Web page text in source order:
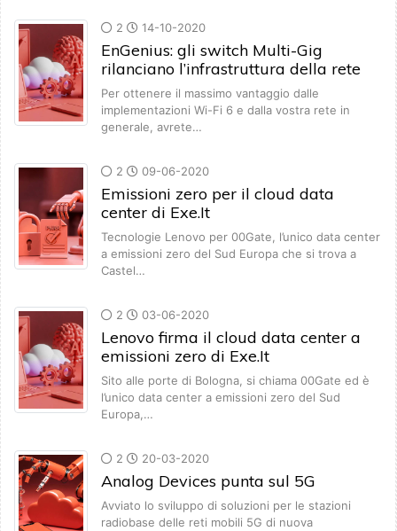
2 14-10-2020
EnGenius: gli switch Multi-Gig
rilanciano l’infrastruttura della rete
Per ottenere il massimo vantaggio dalle
implementazioni Wi-Fi 6 e dalla vostra rete in
generale, avrete…
2 09-06-2020
Emissioni zero per il cloud data
center di Exe.It
Tecnologie Lenovo per 00Gate, l’unico data center
a emissioni zero del Sud Europa che si trova a
Castel…
2 03-06-2020
Lenovo firma il cloud data center a
emissioni zero di Exe.It
Sito alle porte di Bologna, si chiama 00Gate ed è
l’unico data center a emissioni zero del Sud
Europa,…
2 20-03-2020
Analog Devices punta sul 5G
Avviato lo sviluppo di soluzioni per le stazioni
radiobase delle reti mobili 5G di nuova